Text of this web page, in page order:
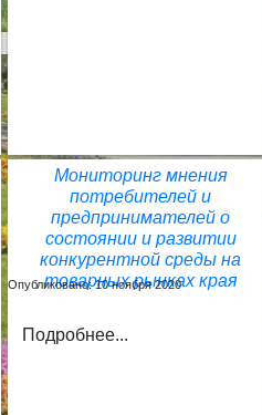
Мониторинг мнения
потребителей и
предпринимателей о
состоянии и развитии
конкурентной среды на
товарных рынках края
Опубликовано: 10 ноября 2020
Подробнее...